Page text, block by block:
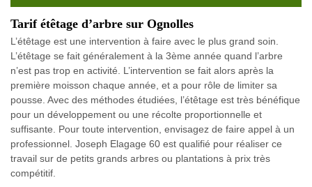
Tarif étêtage d’arbre sur Ognolles
L’étêtage est une intervention à faire avec le plus grand soin.
L’étêtage se fait généralement à la 3ème année quand l’arbre
n’est pas trop en activité. L’intervention se fait alors après la
première moisson chaque année, et a pour rôle de limiter sa
pousse. Avec des méthodes étudiées, l’étêtage est très bénéfique
pour un développement ou une récolte proportionnelle et
suffisante. Pour toute intervention, envisagez de faire appel à un
professionnel. Joseph Elagage 60 est qualifié pour réaliser ce
travail sur de petits grands arbres ou plantations à prix très
compétitif.